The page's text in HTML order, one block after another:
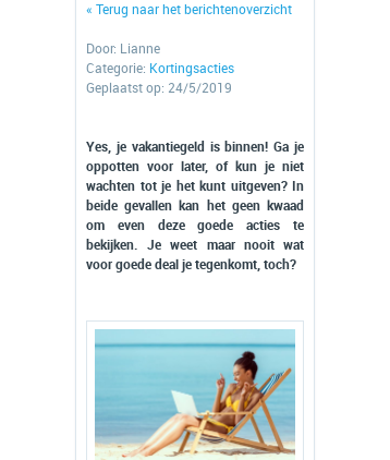
« Terug naar het berichtenoverzicht
Door: Lianne
Categorie: Kortingsacties
Geplaatst op: 24/5/2019
Yes, je vakantiegeld is binnen! Ga je
oppotten voor later, of kun je niet
wachten tot je het kunt uitgeven? In
beide gevallen kan het geen kwaad
om even deze goede acties te
bekijken. Je weet maar nooit wat
voor goede deal je tegenkomt, toch?